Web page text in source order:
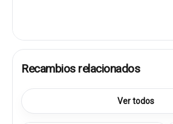
Recambios relacionados
Ver todos